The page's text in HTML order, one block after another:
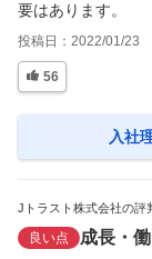
要はあります。
投稿日： 2022/01/23
56
入社
Jトラスト株式会社の評
良い点 成長・